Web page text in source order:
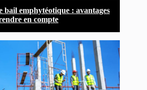
bail emphytéotique : avantages
en compte